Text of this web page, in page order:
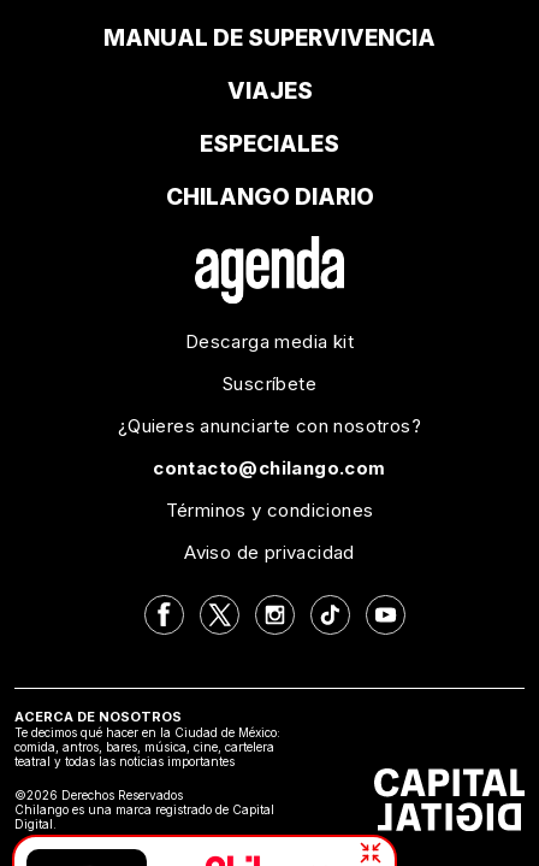
MANUAL DE SUPERVIVENCIA
VIAJES
ESPECIALES
CHILANGO DIARIO
Descarga media kit
Suscríbete
¿Quieres anunciarte con nosotros?
contacto@chilango.com
Términos y condiciones
Aviso de privacidad
ACERCA DE NOSOTROS
Te decimos qué hacer en la Ciudad de México:
comida, antros, bares, música, cine, cartelera
teatral y todas las noticias importantes
©2026 Derechos Reservados
Chilango es una marca registrado de Capital
Digital.